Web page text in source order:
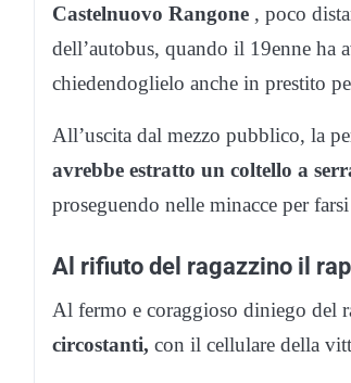
Castelnuovo Rangone , poco
dell’autobus, quando il 19enne
chiedendoglielo anche in prestito
All’uscita dal mezzo pubblico, la
avrebbe estratto un coltello a
proseguendo nelle minacce per
Al rifiuto del ragazzino il
Al fermo e coraggioso diniego del
circostanti, con il cellulare della